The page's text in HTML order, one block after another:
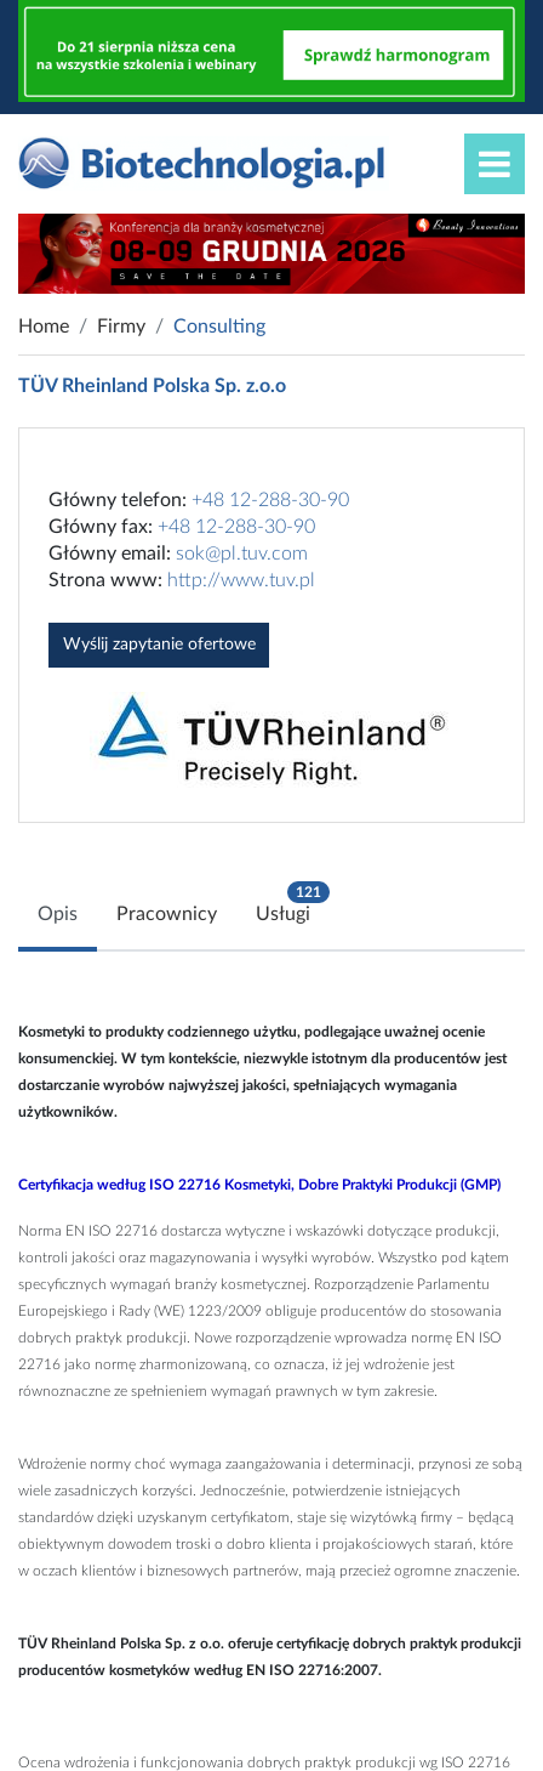
Home Firmy Consulting
TÜV Rheinland Polska Sp. z.o.o
Główny telefon: +48 12-288-30-90
Główny fax: +48 12-288-30-90
Główny email: sok@pl.tuv.com
Strona www: http://www.tuv.pl
Wyślij zapytanie ofertowe
Opis Pracownicy
121
Usługi
Kosmetyki to produkty codziennego użytku, podlegające uważnej ocenie
konsumenckiej. W tym kontekście, niezwykle istotnym dla producentów jest
dostarczanie wyrobów najwyższej jakości, spełniających wymagania
użytkowników.
Certyfikacja według ISO 22716 Kosmetyki, Dobre Praktyki Produkcji (GMP)
Norma EN ISO 22716 dostarcza wytyczne i wskazówki dotyczące produkcji,
kontroli jakości oraz magazynowania i wysyłki wyrobów. Wszystko pod kątem
specyficznych wymagań branży kosmetycznej. Rozporządzenie Parlamentu
Europejskiego i Rady (WE) 1223/2009 obliguje producentów do stosowania
dobrych praktyk produkcji. Nowe rozporządzenie wprowadza normę EN ISO
22716 jako normę zharmonizowaną, co oznacza, iż jej wdrożenie jest
równoznaczne ze spełnieniem wymagań prawnych w tym zakresie.
Wdrożenie normy choć wymaga zaangażowania i determinacji, przynosi ze sobą
wiele zasadniczych korzyści. Jednocześnie, potwierdzenie istniejących
standardów dzięki uzyskanym certyfikatom, staje się wizytówką firmy – będącą
obiektywnym dowodem troski o dobro klienta i projakościowych starań, które
w oczach klientów i biznesowych partnerów, mają przecież ogromne znaczenie.
TÜV Rheinland Polska Sp. z o.o. oferuje certyfikację dobrych praktyk produkcji
producentów kosmetyków według EN ISO 22716:2007.
Ocena wdrożenia i funkcjonowania dobrych praktyk produkcji wg ISO 22716